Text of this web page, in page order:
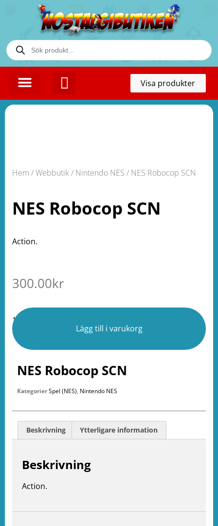
Visa produkter
Hem /Webbutik/ Nintendo NES / NES Robocop SCN
NES Robocop SCN
Action.
300.00kr
1 i lager
Lägg till i varukorg
NES Robocop SCN
KategorierSpel (NES), Nintendo NES
Beskrivning Ytterligare information
Beskrivning
Action.